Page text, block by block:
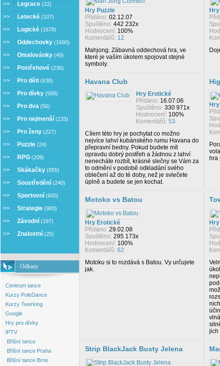
>> Legrace (22)
>> Letecké (107)
>> Logické (1678)
>> Oddechovky (1690)
>> Omalovánky (49)
>> Postřehové (236)
>> Pro děti (638)
>> Pro dívky (568)
>> Pro dva (56)
>> Pro nejmenší (133)
>> Pro ženy (227)
>> Puzzle (24)
>> RPG (209)
>> Skákačky (855)
>> Soustředění (240)
>> Sportovní (600)
>> Strategie (983)
>> Závodní (197)
>> Znalostní (25)
Odkazy
Centrum tance
Kurzy PoleDance
Kurzy Twerking
Google
Hry pro dívky
IPTV
Břišní tance
Břišní tance Praha
Břišní tance Brno
Hry Puzzle
Přidáno: 02.12.07
Spuštěno: 442 232x
Hodnocení: 100%
Komentářů: 12
Mahjong. Zábavná oddechová hra, ve
které je vaším úkolem spojovat stejné
symboly.
Havana Club
Hry Erotické
Přidáno: 16.07.06
Spuštěno: 330 971x
Hodnocení: 100%
Komentářů: 53
Cílem této hry je pochytat co možno
nejvíce lahví kubánského rumu Havana do
přepravní bedny. Pokud budete mít
opravdu dobrý postřeh a žádnou z lahví
nenecháte rozbít, krásné slečny se Vám za
to odmění v podobě odkladání svého
oblečení až do té doby, než je svlečete
úplně a budete se jen kochat.
hra
Motoko vs Batou
Hry Erotické
Přidáno: 29.02.08
Spuštěno: 295 173x
Hodnocení: 100%
Komentářů: 62
Motoku si to rozdává s Batou. Vy určujete
jak.
jich
Strip BlackJack Busty Jelena